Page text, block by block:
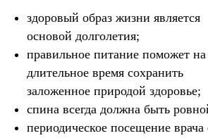
здоровый образ жизни является
основой долголетия;
правильное питание поможет на
длительное время сохранить
заложенное природой здоровье;
спина всегда должна быть
периодическое посещение врача